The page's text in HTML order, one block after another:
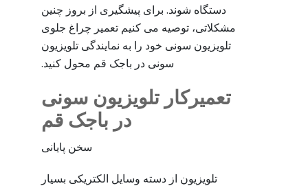
دستگاه شوند. برای پیشگیری از بروز چنین
مشکلاتی، توصیه می کنیم تعمیر چراغ جلوی
تلویزیون سونی خود را به نمایندگی تلویزیون
سونی در باجک قم محول کنید.
تعمیرکار تلویزیون سونی
در باجک قم
سخن پایانی
تلویزیون از دسته وسایل الکتریکی بسیار